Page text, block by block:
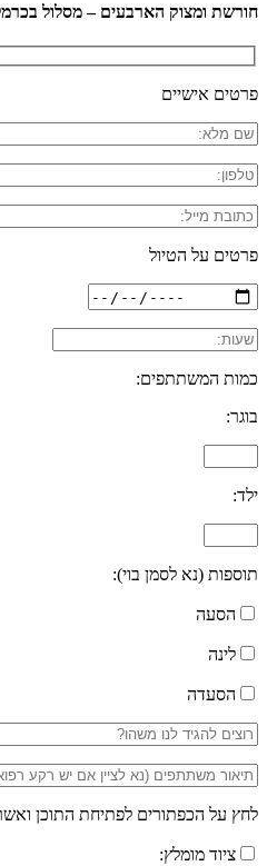
חורשת ומצוק הארבעים – מסלול
פרטים אישיים
פרטים על הטיול
כמות המשתתפים:
בוגר:
ילד:
תוספות (נא לסמן בוי):
הסעה
לינה
הסעדה
לחץ על הכפתורים לפתיחת התוכן
ציוד מומלץ: